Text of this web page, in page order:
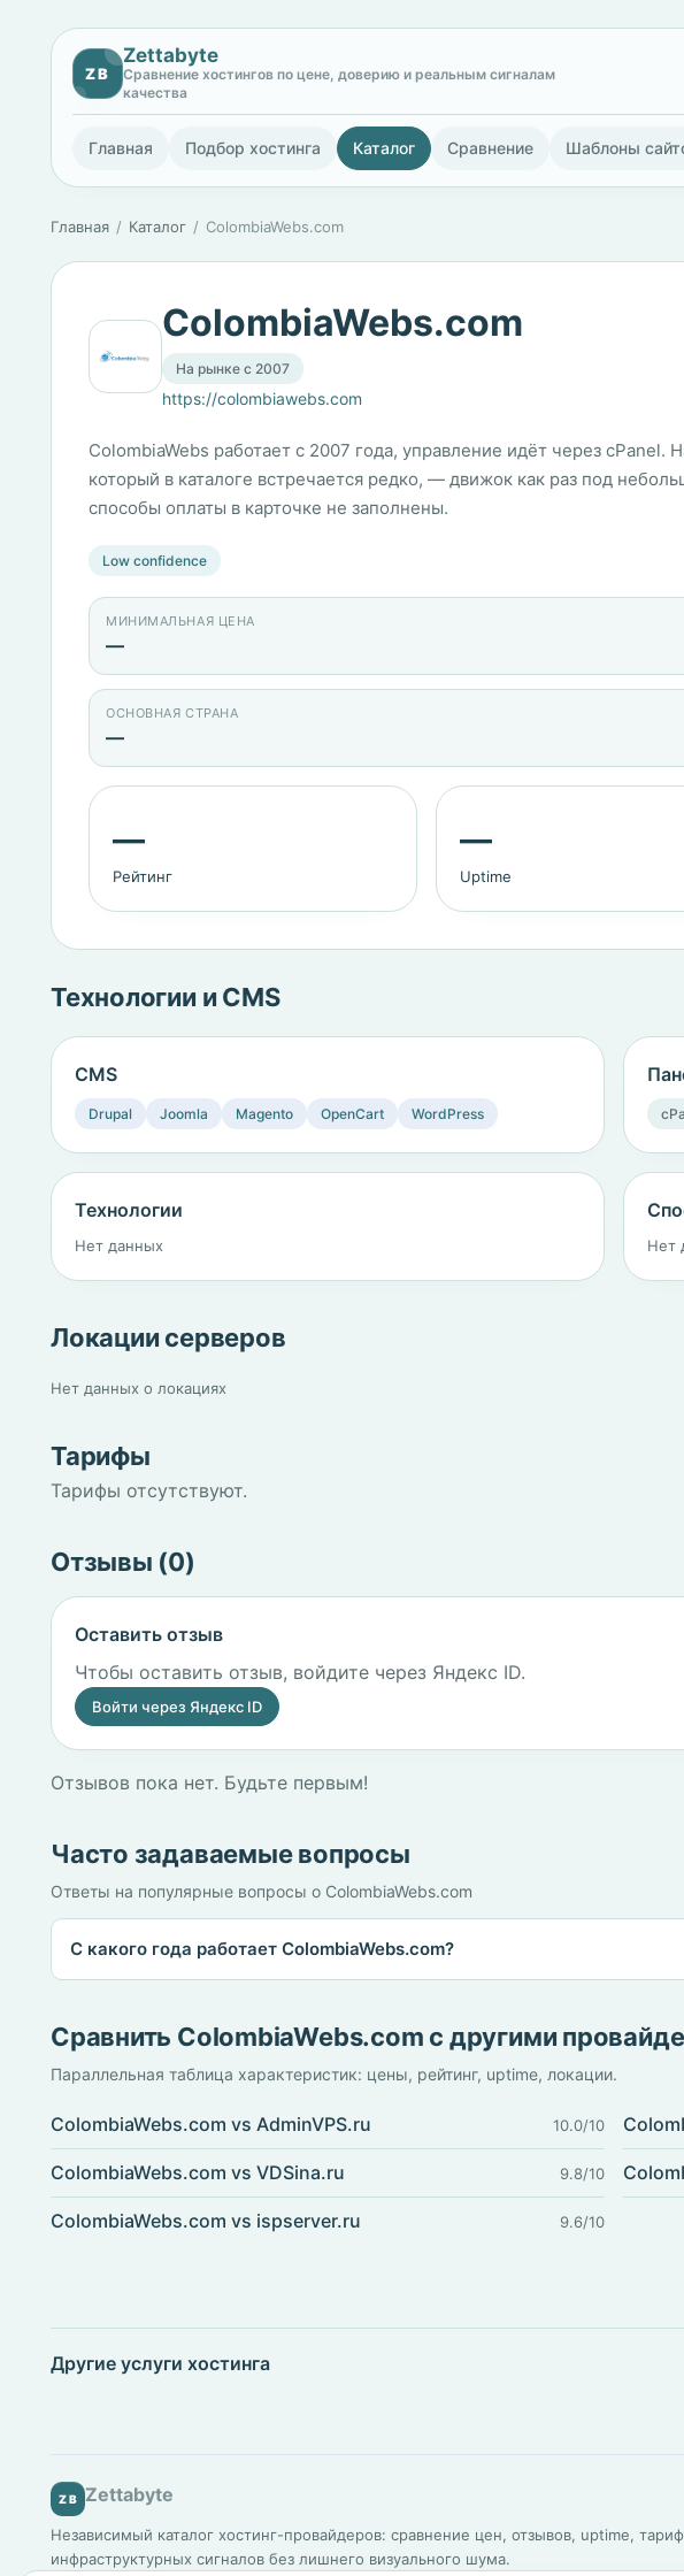
ZB
Zettabyte
Сравнение хостингов по цене, доверию и реальным сигналам
качества
Главная Подбор хостинга Каталог Сравнение Шаблоны
Главная Каталог ColombiaWebs.com
ColombiaWebs.com
На рынке с 2007
https://colombiawebs.com
ColombiaWebs работает с 2007 года, управление идёт через
который в каталоге встречается редко, — движок как раз под
способы оплаты в карточке не заполнены.
Low confidence
МИНИМАЛЬНАЯ ЦЕНА
—
ОСНОВНАЯ СТРАНА
—
—
Рейтинг
—
Uptime
Технологии и CMS
CMS
Drupal Joomla Magento OpenCart WordPress
Технологии
Нет данных Нет
Локации серверов
Нет данных о локациях
Тарифы
Тарифы отсутствуют.
Отзывы (0)
Оставить отзыв
Чтобы оставить отзыв, войдите через Яндекс ID.
Войти через Яндекс ID
Отзывов пока нет. Будьте первым!
Часто задаваемые вопросы
Ответы на популярные вопросы о ColombiaWebs.com
С какого года работает ColombiaWebs.com?
Сравнить ColombiaWebs.com с другими
Параллельная таблица характеристик: цены, рейтинг, uptime, локации.
ColombiaWebs.com vs AdminVPS.ru 10.0/10
ColombiaWebs.com vs VDSina.ru 9.8/10
ColombiaWebs.com vs ispserver.ru 9.6/10
Другие услуги хостинга
ZB Zettabyte
Независимый каталог хостинг-провайдеров: сравнение цен, отзывов, uptime,
инфраструктурных сигналов без лишнего визуального шума.